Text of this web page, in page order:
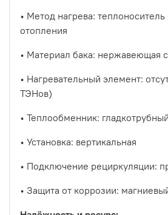
• Метод нагрева:
отопления
• Материал бака: нержавеющая
• Нагревательный элемент:
ТЭНов)
• Теплообменник:
• Установка: вертикальная
• Подключение рециркуляции:
• Защита от коррозии: